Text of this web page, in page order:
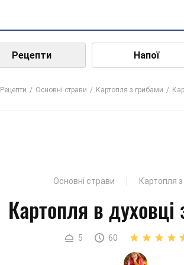
Рецепти Напої
Рецепти Основні страви Картопля з грибами
Основні страви Картопля
Картопля в духовці
5 60